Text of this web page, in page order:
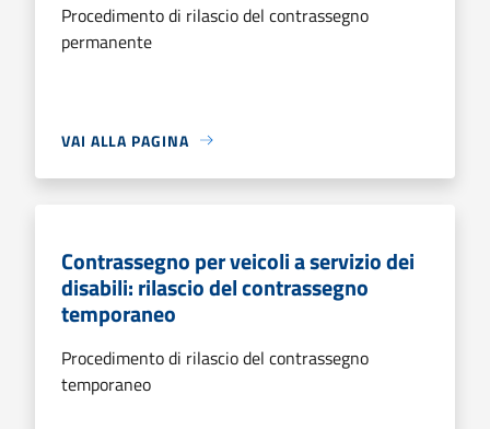
Procedimento di rilascio del contrassegno
permanente
VAI ALLA PAGINA
Contrassegno per veicoli a servizio dei
disabili: rilascio del contrassegno
temporaneo
Procedimento di rilascio del contrassegno
temporaneo